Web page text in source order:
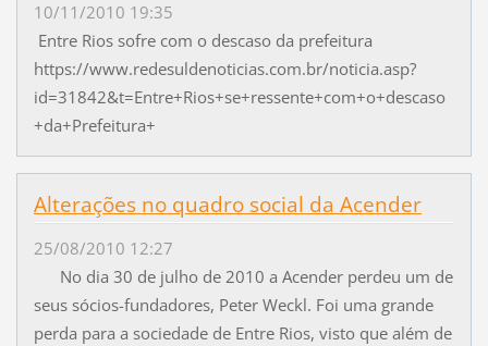
10/11/2010 19:35
Entre Rios sofre com o descaso da prefeitura
https://www.redesuldenoticias.com.br/noticia.asp?
id=31842&t=Entre+Rios+se+ressente+com+o+descaso
+da+Prefeitura+
Alterações no quadro social da Acender
25/08/2010 12:27
No dia 30 de julho de 2010 a Acender perdeu um de
seus sócios-fundadores, Peter Weckl. Foi uma grande
perda para a sociedade de Entre Rios, visto que além de